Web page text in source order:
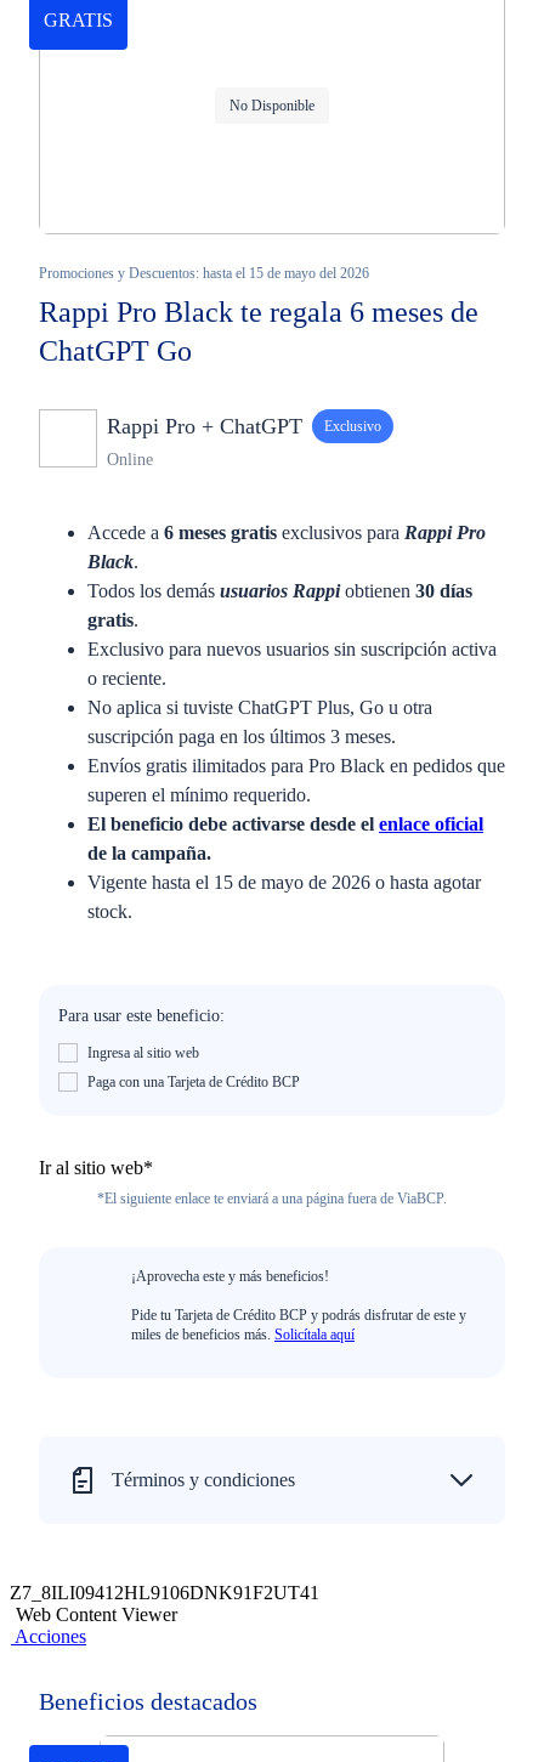
GRATIS
No Disponible
Promociones y Descuentos: hasta el 15 de mayo del 2026
Rappi Pro Black te regala 6 meses de
ChatGPT Go
Rappi Pro + ChatGPT Exclusivo
Online
Accede a 6 meses gratis exclusivos para Rappi Pro
Black.
Todos los demás usuarios Rappiobtienen 30 días
gratis.
Exclusivo para nuevos usuarios sin suscripción activa
o reciente.
No aplica si tuviste ChatGPT Plus, Go u otra
suscripción paga en los últimos 3 meses.
Envíos gratis ilimitados para Pro Black en pedidos que
superen el mínimo requerido.
El beneficio debe activarse desde el enlace oficial
de la campaña.
Vigente hasta el 15 de mayo de 2026 o hasta agotar
stock.
Para usar este beneficio:
Ingresa al sitio web
Paga con una Tarjeta de Crédito BCP
Ir al sitio web*
*El siguiente enlace te enviará a una página fuera de ViaBCP.
¡Aprovecha este y más beneficios!
Pide tu Tarjeta de Crédito BCP y podrás disfrutar de este y
miles de beneficios más. Solicítala aquí
Términos y condiciones
Z7_8ILI09412HL9106DNK91F2UT41
Web Content Viewer
Acciones
Beneficios destacados